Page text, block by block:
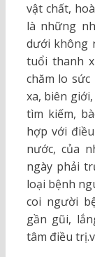
vật chất,
là những
dưới không
tuổi thanh
chăm lo
xa, biên
tìm kiếm,
hợp với
nước, của
ngày phải
loại bệnh
coi người
gần gũi,
tâm điều